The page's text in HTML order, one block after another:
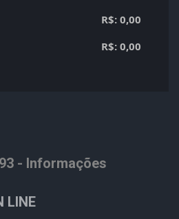
R$: 0,00
R$: 0,00
- Informações
LINE